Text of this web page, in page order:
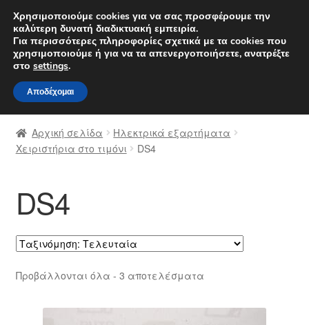
ΑΠΟΣΤΟΛΗ από 7 EUR
Δευτέρα-Παρ. 9 π.μ. - 4 μ.μ.
Απευθείας
μετάβαση
στην
πλοήγηση
Μετάβαση
σε
περιεχόμενο
Αρχική
Διαδικασία Παραπόνων
Καροτσάκι
Μεταφορά
Αρχική σελίδα
Ηλεκτρικά εξαρτήματα
Χειριστήρια στο τιμόνι
DS4
DS4
Προβάλλονται όλα - 3 αποτελέσματαSorted
latest
Χρησιμοποιούμε cookies για να σας προσφέρουμε την
καλύτερη δυνατή διαδικτυακή εμπειρία.
Για περισσότερες πληροφορίες σχετικά με τα cookies που
χρησιμοποιούμε ή για να τα απενεργοποιήσετε, ανατρέξτε
στο settings.
Αποδέχομαι